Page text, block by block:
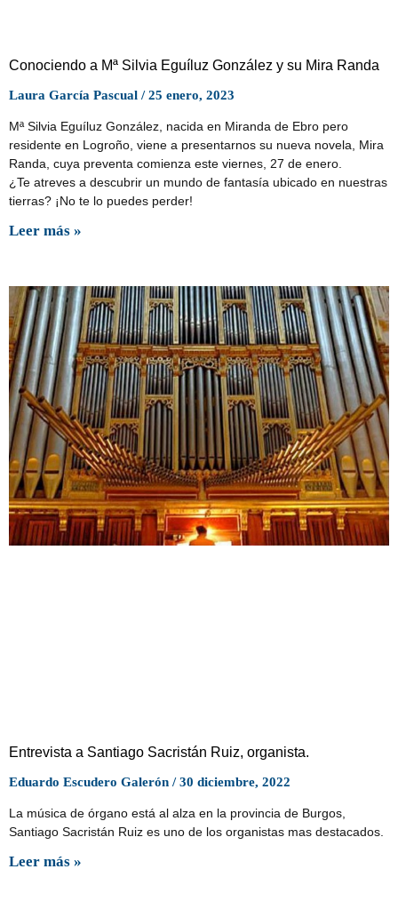
Conociendo a Mª Silvia Eguíluz González y su Mira Randa
Laura García Pascual 25 enero, 2023
Mª Silvia Eguíluz González, nacida en Miranda de Ebro pero
residente en Logroño, viene a presentarnos su nueva novela, Mira
Randa, cuya preventa comienza este viernes, 27 de enero.
¿Te atreves a descubrir un mundo de fantasía ubicado en nuestras
tierras? ¡No te lo puedes perder!
Leer más »
Entrevista a Santiago Sacristán Ruiz, organista.
Eduardo Escudero Galerón 30 diciembre, 2022
La música de órgano está al alza en la provincia de Burgos,
Santiago Sacristán Ruiz es uno de los organistas mas destacados.
Leer más »